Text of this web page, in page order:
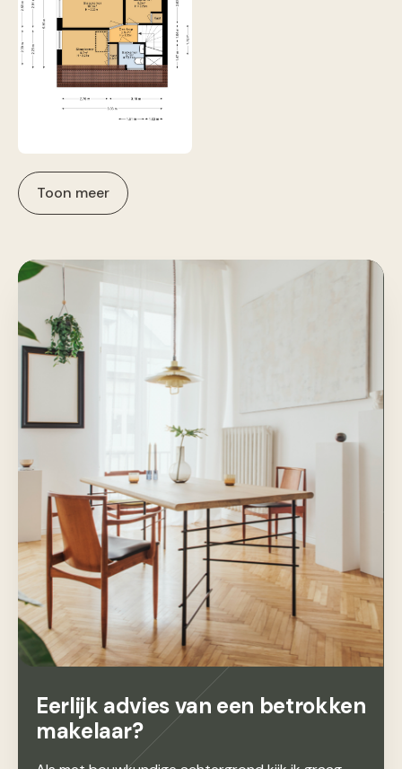
Toon meer
Eerlijk advies van een betrokken
makelaar?